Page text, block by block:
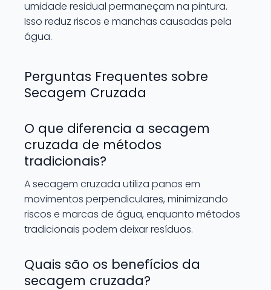
umidade residual permaneçam na pintura.
Isso reduz riscos e manchas causadas pela
água.
Perguntas Frequentes sobre
Secagem Cruzada
O que diferencia a secagem
cruzada de métodos
tradicionais?
A secagem cruzada utiliza panos em
movimentos perpendiculares, minimizando
riscos e marcas de água, enquanto métodos
tradicionais podem deixar resíduos.
Quais são os benefícios da
secagem cruzada?